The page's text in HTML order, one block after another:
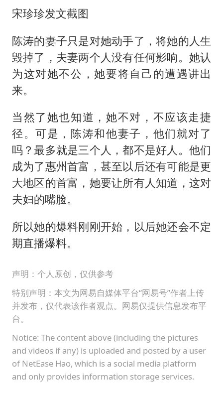
宋珍珍发文截图
陈涛的妻子只是对她动手了，将她的人生
毁掉了，夫妻两个人没有任何影响。她认
为这对她不公，她要将自己的遭遇讲出
来。
当然了她也知道，她不对，不应该走捷
径。可是，陈涛和他妻子，他们就对了
吗？最多就是三个人，都不是好人。他们
成为了惠州首富，甚至以后还有可能是更
大地区的首富，她要让所有人知道，这对
夫妇的嘴脸。
所以她的爆料刚刚开始，以后她还会不定
期直播爆料。
声明：个人原创，仅供参考
特别声明：本文为网易自媒体平台“网易号”作者上传
并发布，仅代表该作者观点。网易仅提供信息发布平
台。
Notice: The content above (including the pictures
and videos if any) is uploaded and posted by a user
of NetEase Hao, which is a social media platform
and only provides information storage services.